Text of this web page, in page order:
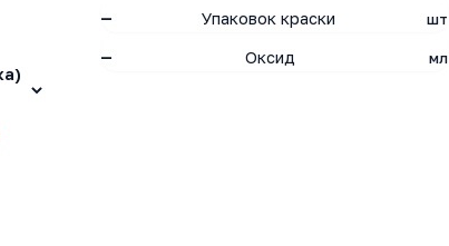
— Упаковок краски шт
— Оксид мл